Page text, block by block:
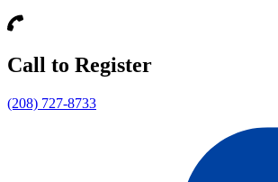
Call to Register
(208) 727-8733